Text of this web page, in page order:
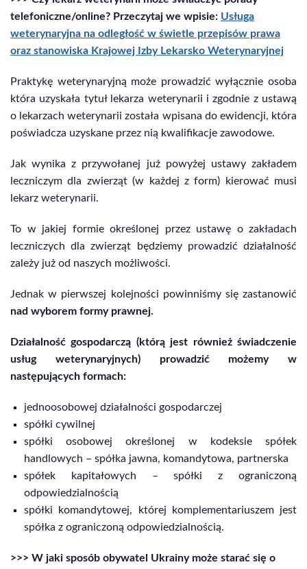
telefoniczne/online? Przeczytaj we wpisie: Usługa
weterynaryjna na odległość w świetle przepisów prawa
oraz stanowiska Krajowej Izby Lekarsko Weterynaryjnej
Praktykę weterynaryjną może prowadzić wyłącznie osoba
która uzyskała tytuł lekarza weterynarii i zgodnie z ustawą
o lekarzach weterynarii została wpisana do ewidencji, która
poświadcza uzyskane przez nią kwalifikacje zawodowe.
Jak wynika z przywołanej już powyżej ustawy zakładem
leczniczym dla zwierząt (w każdej z form) kierować musi
lekarz weterynarii.
To w jakiej formie określonej przez ustawę o zakładach
leczniczych dla zwierząt będziemy prowadzić działalność
zależy już od naszych możliwości.
Jednak w pierwszej kolejności powinniśmy się zastanowić
nad wyborem formy prawnej.
Działalność gospodarczą (którą jest również świadczenie
usług weterynaryjnych) prowadzić możemy w
następujących formach:
jednoosobowej działalności gospodarczej
spółki cywilnej
spółki osobowej określonej w kodeksie spółek
handlowych – spółka jawna, komandytowa, partnerska
spółek kapitałowych – spółki z ograniczoną
odpowiedzialnością
spółki komandytowej, której komplementariuszem jest
spółka z ograniczoną odpowiedzialnością.
>>> W jaki sposób obywatel Ukrainy może starać się o